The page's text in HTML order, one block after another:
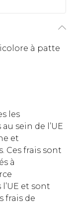
à patte
les
sein de l’UE
et
Ces frais sont
à
et sont
frais de